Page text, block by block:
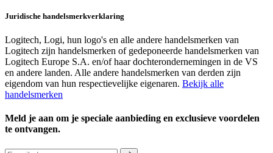
Juridische handelsmerkverklaring
Logitech, Logi, hun logo's en alle andere handelsmerken van
Logitech zijn handelsmerken of gedeponeerde handelsmerken van
Logitech Europe S.A. en/of haar dochterondernemingen in de VS
en andere landen. Alle andere handelsmerken van derden zijn
eigendom van hun respectievelijke eigenaren. Bekijk alle
handelsmerken
Meld je aan om je speciale aanbieding en exclusieve voordelen
te ontvangen.